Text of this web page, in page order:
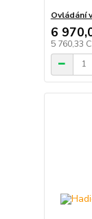
Ovládání
6
5 760,33